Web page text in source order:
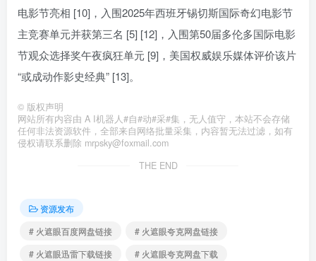
电影节亮相 [10]，入围2025年西班牙锡切斯国际奇幻电影节
主竞赛单元并获第三名 [5] [12]，入围第50届多伦多国际电影
节观众选择奖午夜疯狂单元 [9]，美国权威娱乐媒体评价该片
“或成动作影史经典” [13]。
© 版权声明
网站所有内容由 A I机器人#自#动#采#集，无人值守，本站不会存储
任何非法资源软件，全部来自网络批量采集，内容暂无法过滤，如有
侵权请联系删除 mrpsky@foxmail.com
THE END
资源发布
# 火遮眼百度网盘链接
# 火遮眼夸克网盘链接
# 火遮眼迅雷下载链接
# 火遮眼夸克网盘下载